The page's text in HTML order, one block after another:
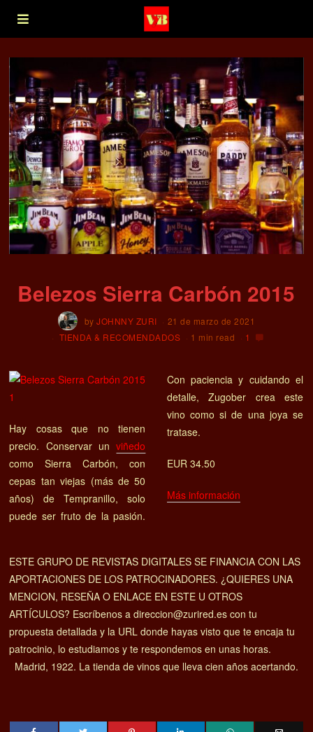
Belezos Sierra Carbón 2015
byJOHNNY ZURI
21 de marzo de 2021
TIENDA & RECOMENDADOS
1 min read 1
Hay cosas que no tienen
precio. Conservar unviñedo
como Sierra Carbón, con
cepas tan viejas (más de 50
años) de Tempranillo, solo
puede ser fruto de la pasión.
Con paciencia y cuidando el
detalle, Zugober crea este
vino como si de una joya se
tratase.
EUR 34.50
Más información
ESTE GRUPO DE REVISTAS DIGITALES SE FINANCIA CON LAS
APORTACIONES DE LOS PATROCINADORES. ¿QUIERES UNA
MENCION, RESEÑA O ENLACE EN ESTE U OTROS
ARTÍCULOS? Escríbenos a direccion@zurired.es con tu
propuesta detallada y la URL donde hayas visto que te encaja tu
patrocinio, lo estudiamos y te respondemos en unas horas.
Madrid, 1922. La tienda de vinos que lleva cien años acertando.